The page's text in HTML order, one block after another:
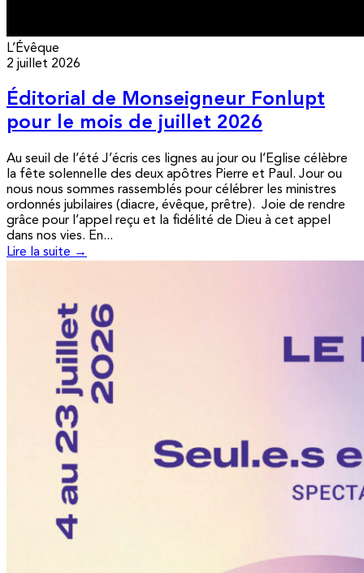
L’Évêque
2 juillet 2026
Éditorial de Monseigneur Fonlupt
pour le mois de juillet 2026
Au seuil de l’été J’écris ces lignes au jour ou l’Eglise célèbre
la fête solennelle des deux apôtres Pierre et Paul. Jour ou
nous nous sommes rassemblés pour célébrer les ministres
ordonnés jubilaires (diacre, évêque, prêtre). Joie de rendre
grâce pour l’appel reçu et la fidélité de Dieu à cet appel
dans nos vies. En...
Lire la suite →